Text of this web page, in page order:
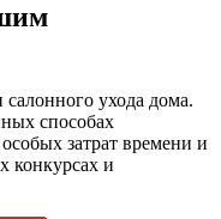
ухода дома.
способах
затрат времени и
конкурсах и